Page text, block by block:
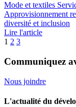
Mode et textiles
Approvisionnement
diversité et inclusion
Lire l'article
1 2 3
Communiquez
Nous joindre
L'actualité du